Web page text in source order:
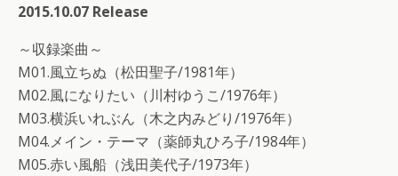
2015.10.07 Release
～収録楽曲～
M01.風立ちぬ（松田聖子/1981年）
M02.風になりたい（川村ゆうこ/1976年）
M03.横浜いれぶん（木之内みどり/1976年）
M04.メイン・テーマ（薬師丸ひろ子/1984年）
M05.赤い風船（浅田美代子/1973年）